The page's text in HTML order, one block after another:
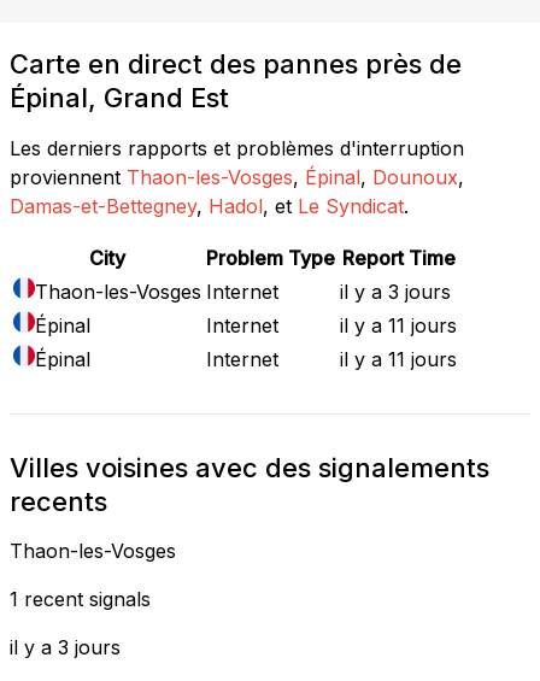
Carte en direct des pannes près de
Épinal, Grand Est
Les derniers rapports et problèmes d'interruption
proviennent Thaon-les-Vosges, Épinal, Dounoux,
Damas-et-Bettegney, Hadol, et Le Syndicat.
City Problem Type Report Time
Thaon-les-Vosges Internet
il y a 3 jours
Épinal
Internet
il y a 11 jours
Épinal
Internet il y a 11 jours
Villes voisines avec des signalements
recents
Thaon-les-Vosges
1 recent signals
il y a 3 jours